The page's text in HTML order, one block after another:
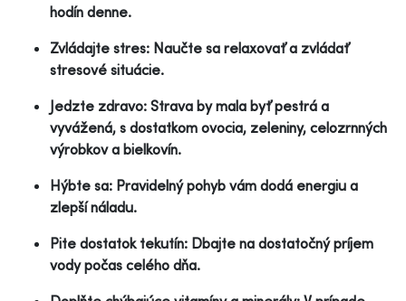
hodín denne.
Zvládajte stres: Naučte sa relaxovať a zvládať
stresové situácie.
Jedzte zdravo: Strava by mala byť pestrá a
vyvážená, s dostatkom ovocia, zeleniny, celozrnných
výrobkov a bielkovín.
Hýbte sa: Pravidelný pohyb vám dodá energiu a
zlepší náladu.
Pite dostatok tekutín: Dbajte na dostatočný príjem
vody počas celého dňa.